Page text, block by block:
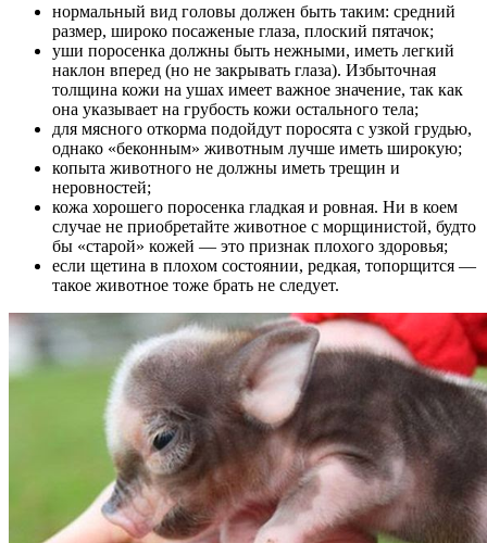
нормальный вид головы должен быть таким: средний
размер, широко посаженые глаза, плоский пятачок;
уши поросенка должны быть нежными, иметь легкий
наклон вперед (но не закрывать глаза). Избыточная
толщина кожи на ушах имеет важное значение, так как
она указывает на грубость кожи остального тела;
для мясного откорма подойдут поросята с узкой грудью,
однако «беконным» животным лучше иметь широкую;
копыта животного не должны иметь трещин и
неровностей;
кожа хорошего поросенка гладкая и ровная. Ни в коем
случае не приобретайте животное с морщинистой, будто
бы «старой» кожей — это признак плохого здоровья;
если щетина в плохом состоянии, редкая, топорщится —
такое животное тоже брать не следует.